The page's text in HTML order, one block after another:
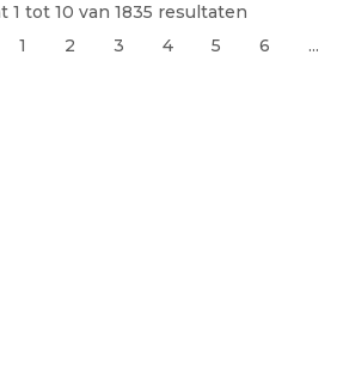
1 tot 10 van 1835 resultaten
1
2 3 4 5 6 ...